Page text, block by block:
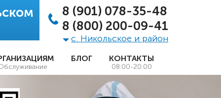
8 (901) 078-35-48
8 (800) 200-09-41
с. Никольское и район
БЛОГ КОНТАКТЫ
08:00-20:00